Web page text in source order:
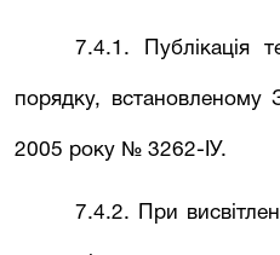
7.4.1. Публікація
порядку, встановленому
2005 року № 3262-ІУ.
7.4.2. При